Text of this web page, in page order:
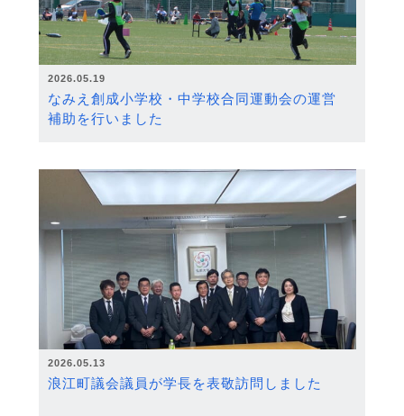
2026.05.19
なみえ創成小学校・中学校合同運動会の運営
補助を行いました
2026.05.13
浪江町議会議員が学長を表敬訪問しました